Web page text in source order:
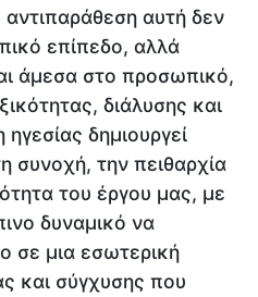
αυτή δεν
επίπεδο, αλλά
άμεσα στο προσωπικό,
διάλυσης και
δημιουργεί
συνοχή, την πειθαρχία
του έργου μας, με
δυναμικό να
σε μια εσωτερική
και σύγχυσης που